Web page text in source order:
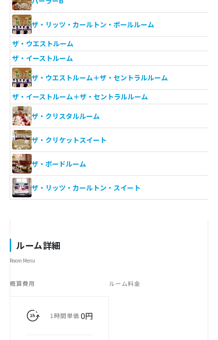
ザ・リッツ・カールトン・ボールルーム
ザ・ウエストルーム
ザ・イーストルーム
ザ・ウエストルーム＋ザ・セントラルルーム
ザ・イーストルーム＋ザ・セントラルルーム
ザ・クリスタルルーム
ザ・クリケットスイート
ザ・ボードルーム
ザ・リッツ・カールトン・スイート
ルーム詳細
Room Menu
概算費用
1時間単価 0円
ルーム料金